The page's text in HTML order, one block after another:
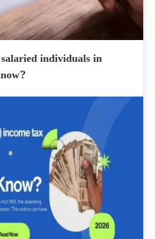
individuals in